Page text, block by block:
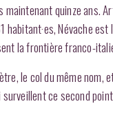
quinze ans.
Névache
la frontière franco-
le col du même
ce second